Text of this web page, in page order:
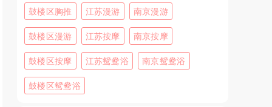
鼓楼区胸推 江苏漫游 南京漫游
鼓楼区漫游 江苏按摩 南京按摩
鼓楼区按摩 江苏鸳鸯浴 南京鸳鸯浴
鼓楼区鸳鸯浴